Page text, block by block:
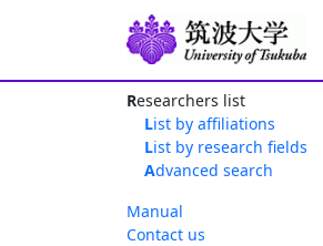
Researchers list
List by affiliations
List by research fields
Advanced search
Manual
Contact us